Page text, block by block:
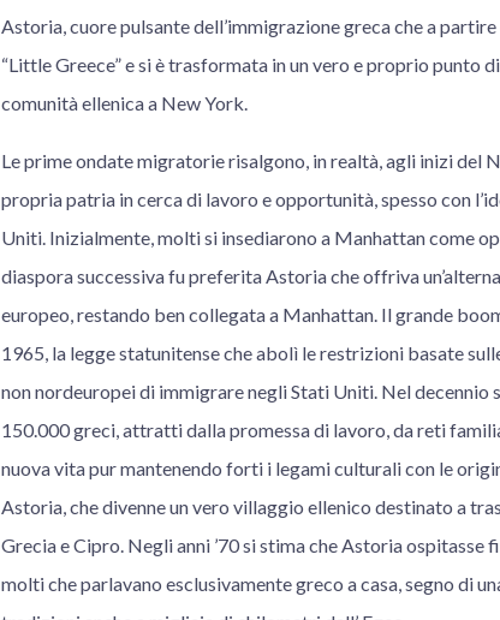
Astoria, cuore pulsante dell’immigrazione greca che a
“Little Greece” e si è trasformata in un vero e proprio punto
comunità ellenica a New York.
Le prime ondate migratorie risalgono, in realtà, agli inizi del
propria patria in cerca di lavoro e opportunità, spesso con
Uniti. Inizialmente, molti si insediarono a Manhattan come
diaspora successiva fu preferita Astoria che offriva
europeo, restando ben collegata a Manhattan. Il grande
1965, la legge statunitense che abolì le restrizioni basate
non nordeuropei di immigrare negli Stati Uniti. Nel
150.000 greci, attratti dalla promessa di lavoro, da reti
nuova vita pur mantenendo forti i legami culturali con le
Astoria, che divenne un vero villaggio ellenico destinato a
Grecia e Cipro. Negli anni ’70 si stima che Astoria
molti che parlavano esclusivamente greco a casa, segno di